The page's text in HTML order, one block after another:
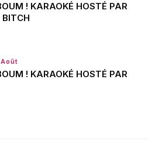
! KARAOKÉ HOSTÉ PAR
! KARAOKÉ HOSTÉ PAR